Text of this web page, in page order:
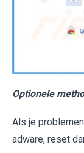
Optionele
Als je
adware, reset